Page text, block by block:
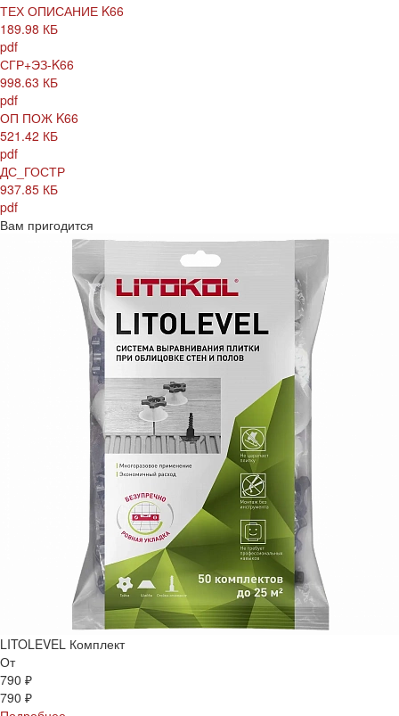
ТЕХ ОПИСАНИЕ K66
189.98 КБ
pdf
СГР+ЭЗ-K66
998.63 КБ
pdf
ОП ПОЖ K66
521.42 КБ
pdf
ДС_ГОСТР
937.85 КБ
pdf
Вам пригодится
LITOLEVEL Комплект
От
790 ₽
790 ₽